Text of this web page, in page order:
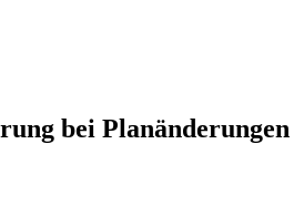
bei Planänderungen